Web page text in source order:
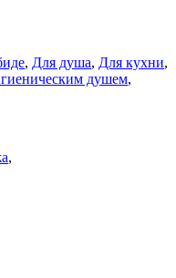
, Для душа, Для кухни,
душем,
,